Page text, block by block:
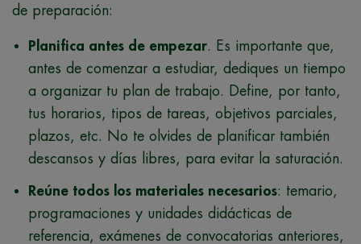
de preparación:
Planifica antes de empezar. Es importante que,
antes de comenzar a estudiar, dediques un tiempo
a organizar tu plan de trabajo. Define, por tanto,
tus horarios, tipos de tareas, objetivos parciales,
plazos, etc. No te olvides de planificar también
descansos y días libres, para evitar la saturación.
Reúne todos los materiales necesarios: temario,
programaciones y unidades didácticas de
referencia, exámenes de convocatorias anteriores,